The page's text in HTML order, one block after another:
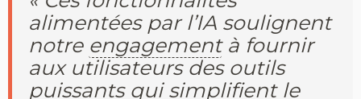
alimentées par l’IA soulignent
notre engagementà fournir
aux utilisateurs des outils
puissants qui simplifient le